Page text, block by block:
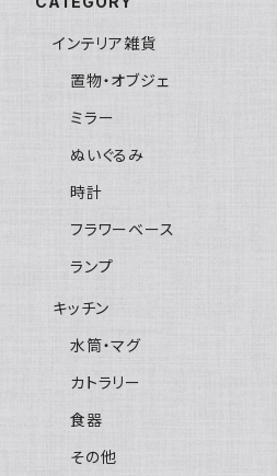
インテリア雑貨
置物・オブジェ
ミラー
ぬいぐるみ
時計
フラワーベース
ランプ
キッチン
水筒・マグ
カトラリー
食器
その他